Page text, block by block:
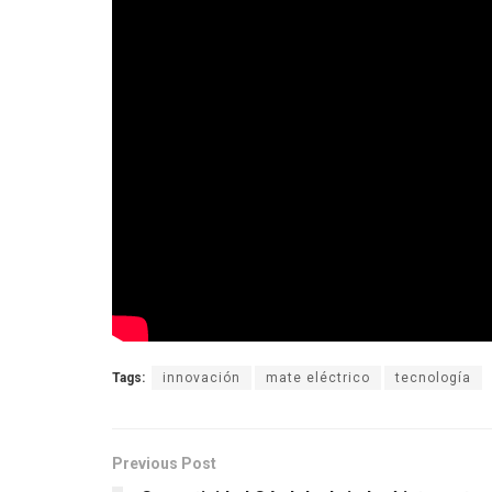
Tags: innovación mate eléctrico tecnología
Previous Post